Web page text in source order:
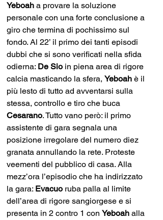
Yeboah a provare la soluzione
personale con una forte conclusione a
giro che termina di pochissimo sul
fondo. Al 22’ il primo dei tanti episodi
dubbi che si sono verificati nella sfida
odierna: De Sio in piena area di rigore
calcia masticando la sfera, Yeboah è il
più lesto di tutto ad avventarsi sulla
stessa, controllo e tiro che buca
Cesarano. Tutto vano però: il primo
assistente di gara segnala una
posizione irregolare del numero diez
granata annullando la rete. Proteste
veementi del pubblico di casa. Alla
mezz’ora l’episodio che ha indirizzato
la gara: Evacuo ruba palla al limite
dell’area di rigore sangiorgese e si
presenta in 2 contro 1 con Yeboah alla